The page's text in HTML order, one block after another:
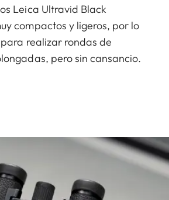
Leica Ultravid Black
compactos y ligeros, por lo
realizar rondas de
pero sin cansancio.